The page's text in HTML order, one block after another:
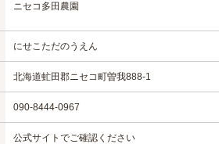
ニセコ多田農園
にせこただのうえん
北海道虻田郡ニセコ町曽我888-1
090-8444-0967
公式サイトでご確認ください